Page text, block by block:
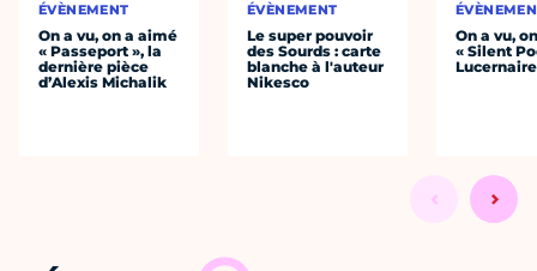
ÉVÈNEMENT
On a vu, on a aimé
« Passeport », la
dernière pièce
d’Alexis Michalik
ÉVÈNEMENT
Le super pouvoir
des Sourds : carte
blanche à l'auteur
Nikesco
On a vu,
« Silent
Lucernaire